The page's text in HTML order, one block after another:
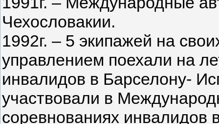
Чехословакии.
1992г. – 5 экипажей на
управлением поехали на
инвалидов в Барселону-
участвовали в
соревнованиях инвалидов